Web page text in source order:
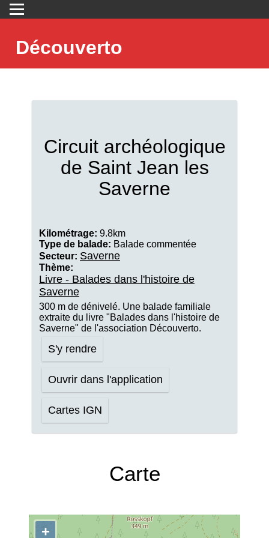
Découverto
Circuit archéologique
de Saint Jean les
Saverne
Kilométrage: 9.8km
Type de balade: Balade commentée
Secteur: Saverne
Thème:
Livre - Balades dans l'histoire de
Saverne
300 m de dénivelé. Une balade familiale
extraite du livre "Balades dans l'histoire de
Saverne" de l'association Découverto.
S'y rendre
Ouvrir dans l'application
Cartes IGN
Carte
+